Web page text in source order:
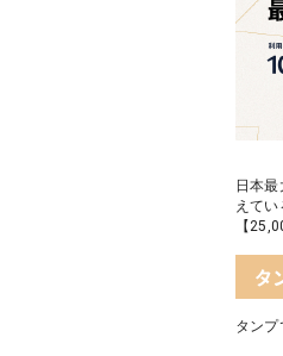
日本
えて
【
タ
タン